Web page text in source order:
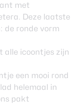
met
Deze laatste
de ronde vorm
alle icoontjes zijn
een mooi rond
helemaal in
pakt